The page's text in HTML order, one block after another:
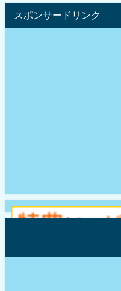
スポンサードリンク